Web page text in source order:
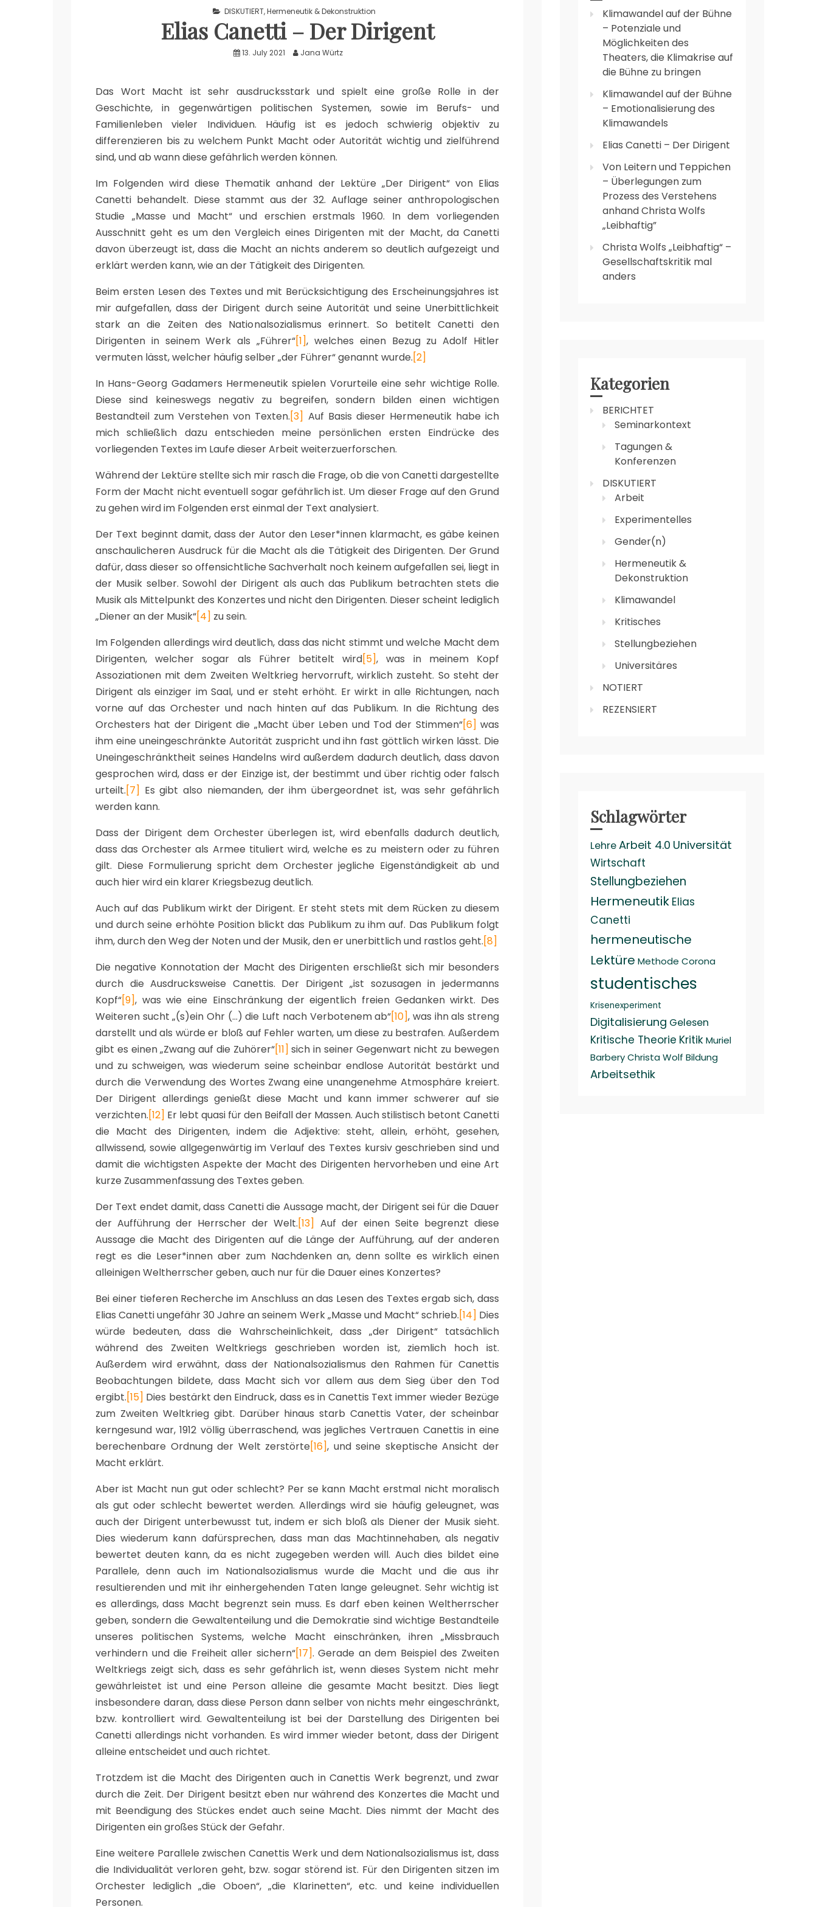
DISKUTIERT,Hermeneutik & Dekonstruktion
Elias Canetti – Der Dirigent
13. July 2021 Jana Würtz
Das Wort Macht ist sehr ausdrucksstark und spielt eine große Rolle in der
Geschichte, in gegenwärtigen politischen Systemen, sowie im Berufs- und
Familienleben vieler Individuen. Häufig ist es jedoch schwierig objektiv zu
differenzieren bis zu welchem Punkt Macht oder Autorität wichtig und zielführend
sind, und ab wann diese gefährlich werden können.
Im Folgenden wird diese Thematik anhand der Lektüre „Der Dirigent“ von Elias
Canetti behandelt. Diese stammt aus der 32. Auflage seiner anthropologischen
Studie „Masse und Macht“ und erschien erstmals 1960. In dem vorliegenden
Ausschnitt geht es um den Vergleich eines Dirigenten mit der Macht, da Canetti
davon überzeugt ist, dass die Macht an nichts anderem so deutlich aufgezeigt und
erklärt werden kann, wie an der Tätigkeit des Dirigenten.
Beim ersten Lesen des Textes und mit Berücksichtigung des Erscheinungsjahres ist
mir aufgefallen, dass der Dirigent durch seine Autorität und seine Unerbittlichkeit
stark an die Zeiten des Nationalsozialismus erinnert. So betitelt Canetti den
Dirigenten in seinem Werk als „Führer“[1], welches einen Bezug zu Adolf Hitler
vermuten lässt, welcher häufig selber „der Führer“ genannt wurde.[2]
In Hans-Georg Gadamers Hermeneutik spielen Vorurteile eine sehr wichtige Rolle.
Diese sind keineswegs negativ zu begreifen, sondern bilden einen wichtigen
Bestandteil zum Verstehen von Texten.[3] Auf Basis dieser Hermeneutik habe ich
mich schließlich dazu entschieden meine persönlichen ersten Eindrücke des
vorliegenden Textes im Laufe dieser Arbeit weiterzuerforschen.
Während der Lektüre stellte sich mir rasch die Frage, ob die von Canetti dargestellte
Form der Macht nicht eventuell sogar gefährlich ist. Um dieser Frage auf den Grund
zu gehen wird im Folgenden erst einmal der Text analysiert.
Der Text beginnt damit, dass der Autor den Leser*innen klarmacht, es gäbe keinen
anschaulicheren Ausdruck für die Macht als die Tätigkeit des Dirigenten. Der Grund
dafür, dass dieser so offensichtliche Sachverhalt noch keinem aufgefallen sei, liegt in
der Musik selber. Sowohl der Dirigent als auch das Publikum betrachten stets die
Musik als Mittelpunkt des Konzertes und nicht den Dirigenten. Dieser scheint lediglich
„Diener an der Musik“[4] zu sein.
Im Folgenden allerdings wird deutlich, dass das nicht stimmt und welche Macht dem
Dirigenten, welcher sogar als Führer betitelt wird[5], was in meinem Kopf
Assoziationen mit dem Zweiten Weltkrieg hervorruft, wirklich zusteht. So steht der
Dirigent als einziger im Saal, und er steht erhöht. Er wirkt in alle Richtungen, nach
vorne auf das Orchester und nach hinten auf das Publikum. In die Richtung des
Orchesters hat der Dirigent die „Macht über Leben und Tod der Stimmen“[6] was
ihm eine uneingeschränkte Autorität zuspricht und ihn fast göttlich wirken lässt. Die
Uneingeschränktheit seines Handelns wird außerdem dadurch deutlich, dass davon
gesprochen wird, dass er der Einzige ist, der bestimmt und über richtig oder falsch
urteilt.[7] Es gibt also niemanden, der ihm übergeordnet ist, was sehr gefährlich
werden kann.
Dass der Dirigent dem Orchester überlegen ist, wird ebenfalls dadurch deutlich,
dass das Orchester als Armee tituliert wird, welche es zu meistern oder zu führen
gilt. Diese Formulierung spricht dem Orchester jegliche Eigenständigkeit ab und
auch hier wird ein klarer Kriegsbezug deutlich.
Auch auf das Publikum wirkt der Dirigent. Er steht stets mit dem Rücken zu diesem
und durch seine erhöhte Position blickt das Publikum zu ihm auf. Das Publikum folgt
ihm, durch den Weg der Noten und der Musik, den er unerbittlich und rastlos geht.[8]
Die negative Konnotation der Macht des Dirigenten erschließt sich mir besonders
durch die Ausdrucksweise Canettis. Der Dirigent „ist sozusagen in jedermanns
Kopf“[9], was wie eine Einschränkung der eigentlich freien Gedanken wirkt. Des
Weiteren sucht „(s)ein Ohr (…) die Luft nach Verbotenem ab“[10], was ihn als streng
darstellt und als würde er bloß auf Fehler warten, um diese zu bestrafen. Außerdem
gibt es einen „Zwang auf die Zuhörer“[11] sich in seiner Gegenwart nicht zu bewegen
und zu schweigen, was wiederum seine scheinbar endlose Autorität bestärkt und
durch die Verwendung des Wortes Zwang eine unangenehme Atmosphäre kreiert.
Der Dirigent allerdings genießt diese Macht und kann immer schwerer auf sie
verzichten.[12] Er lebt quasi für den Beifall der Massen. Auch stilistisch betont Canetti
die Macht des Dirigenten, indem die Adjektive: steht, allein, erhöht, gesehen,
allwissend, sowie allgegenwärtig im Verlauf des Textes kursiv geschrieben sind und
damit die wichtigsten Aspekte der Macht des Dirigenten hervorheben und eine Art
kurze Zusammenfassung des Textes geben.
Der Text endet damit, dass Canetti die Aussage macht, der Dirigent sei für die Dauer
der Aufführung der Herrscher der Welt.[13] Auf der einen Seite begrenzt diese
Aussage die Macht des Dirigenten auf die Länge der Aufführung, auf der anderen
regt es die Leser*innen aber zum Nachdenken an, denn sollte es wirklich einen
alleinigen Weltherrscher geben, auch nur für die Dauer eines Konzertes?
Bei einer tieferen Recherche im Anschluss an das Lesen des Textes ergab sich, dass
Elias Canetti ungefähr 30 Jahre an seinem Werk „Masse und Macht“ schrieb.[14] Dies
würde bedeuten, dass die Wahrscheinlichkeit, dass „der Dirigent“ tatsächlich
während des Zweiten Weltkriegs geschrieben worden ist, ziemlich hoch ist.
Außerdem wird erwähnt, dass der Nationalsozialismus den Rahmen für Canettis
Beobachtungen bildete, dass Macht sich vor allem aus dem Sieg über den Tod
ergibt.[15] Dies bestärkt den Eindruck, dass es in Canettis Text immer wieder Bezüge
zum Zweiten Weltkrieg gibt. Darüber hinaus starb Canettis Vater, der scheinbar
kerngesund war, 1912 völlig überraschend, was jegliches Vertrauen Canettis in eine
berechenbare Ordnung der Welt zerstörte[16], und seine skeptische Ansicht der
Macht erklärt.
Aber ist Macht nun gut oder schlecht? Per se kann Macht erstmal nicht moralisch
als gut oder schlecht bewertet werden. Allerdings wird sie häufig geleugnet, was
auch der Dirigent unterbewusst tut, indem er sich bloß als Diener der Musik sieht.
Dies wiederum kann dafürsprechen, dass man das Machtinnehaben, als negativ
bewertet deuten kann, da es nicht zugegeben werden will. Auch dies bildet eine
Parallele, denn auch im Nationalsozialismus wurde die Macht und die aus ihr
resultierenden und mit ihr einhergehenden Taten lange geleugnet. Sehr wichtig ist
es allerdings, dass Macht begrenzt sein muss. Es darf eben keinen Weltherrscher
geben, sondern die Gewaltenteilung und die Demokratie sind wichtige Bestandteile
unseres politischen Systems, welche Macht einschränken, ihren „Missbrauch
verhindern und die Freiheit aller sichern“[17]. Gerade an dem Beispiel des Zweiten
Weltkriegs zeigt sich, dass es sehr gefährlich ist, wenn dieses System nicht mehr
gewährleistet ist und eine Person alleine die gesamte Macht besitzt. Dies liegt
insbesondere daran, dass diese Person dann selber von nichts mehr eingeschränkt,
bzw. kontrolliert wird. Gewaltenteilung ist bei der Darstellung des Dirigenten bei
Canetti allerdings nicht vorhanden. Es wird immer wieder betont, dass der Dirigent
alleine entscheidet und auch richtet.
Trotzdem ist die Macht des Dirigenten auch in Canettis Werk begrenzt, und zwar
durch die Zeit. Der Dirigent besitzt eben nur während des Konzertes die Macht und
mit Beendigung des Stückes endet auch seine Macht. Dies nimmt der Macht des
Dirigenten ein großes Stück der Gefahr.
Eine weitere Parallele zwischen Canettis Werk und dem Nationalsozialismus ist, dass
die Individualität verloren geht, bzw. sogar störend ist. Für den Dirigenten sitzen im
Orchester lediglich „die Oboen“, „die Klarinetten“, etc. und keine individuellen
Personen.
Klimawandel auf der Bühne
– Potenziale und
Möglichkeiten des
Theaters, die Klimakrise auf
die Bühne zu bringen
Klimawandel auf der Bühne
– Emotionalisierung des
Klimawandels
Elias Canetti – Der Dirigent
Von Leitern und Teppichen
– Überlegungen zum
Prozess des Verstehens
anhand Christa Wolfs
„Leibhaftig”
Christa Wolfs „Leibhaftig“ –
Gesellschaftskritik mal
anders
Kategorien
BERICHTET
Seminarkontext
Tagungen &
Konferenzen
DISKUTIERT
Arbeit
Experimentelles
Gender(n)
Hermeneutik &
Dekonstruktion
Klimawandel
Kritisches
Stellungbeziehen
Universitäres
NOTIERT
REZENSIERT
Schlagwörter
LehreArbeit 4.0 Universität
Wirtschaft
Stellungbeziehen
Hermeneutik Elias
Canetti
hermeneutische
Lektüre Methode Corona
studentisches
Krisenexperiment
Digitalisierung Gelesen
Kritische Theorie KritikMuriel
BarberyChrista Wolf Bildung
Arbeitsethik